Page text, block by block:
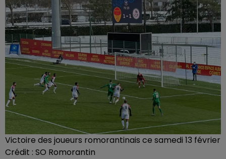
Victoire des joueurs romorantinais ce samedi 13 février
Crédit : SO Romorantin